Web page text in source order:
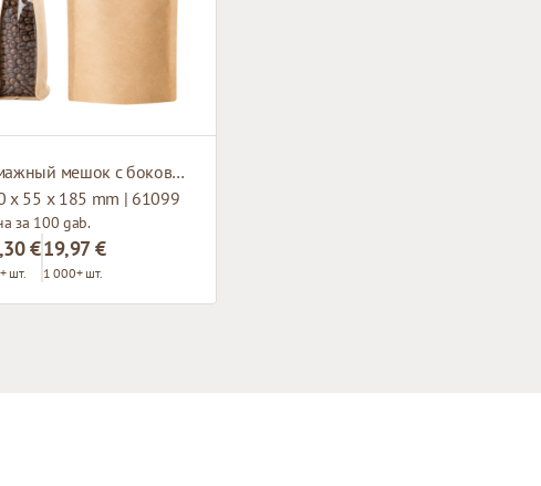
Бумажный мешок с боковым окном и застежкой зип-лок
x 55 x 185 mm | 61099
за 100 gab.
€
шт.
19,97 €
1 000+ шт.